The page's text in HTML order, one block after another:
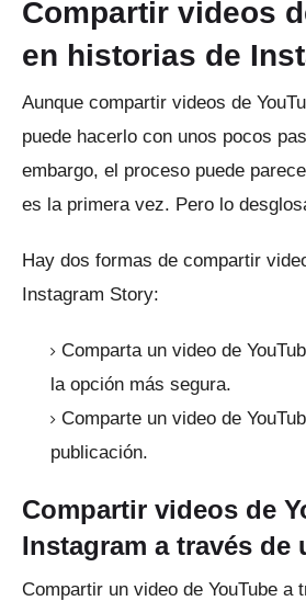
Compartir videos
en historias de
Aunque compartir videos de
puede hacerlo con unos pocos
embargo, el proceso puede
es la primera vez. Pero lo
Hay dos formas de compartir
Instagram Story:
Comparta un video de
la opción más segura.
Comparte un video de
publicación.
Compartir videos de
Instagram a través de
Compartir un video de YouTube a